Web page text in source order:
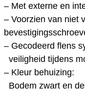
– Met externe en
– Voorzien van niet
– Gecodeerd flens
veiligheid tijdens
– Kleur behuizing:
Bodem zwart en